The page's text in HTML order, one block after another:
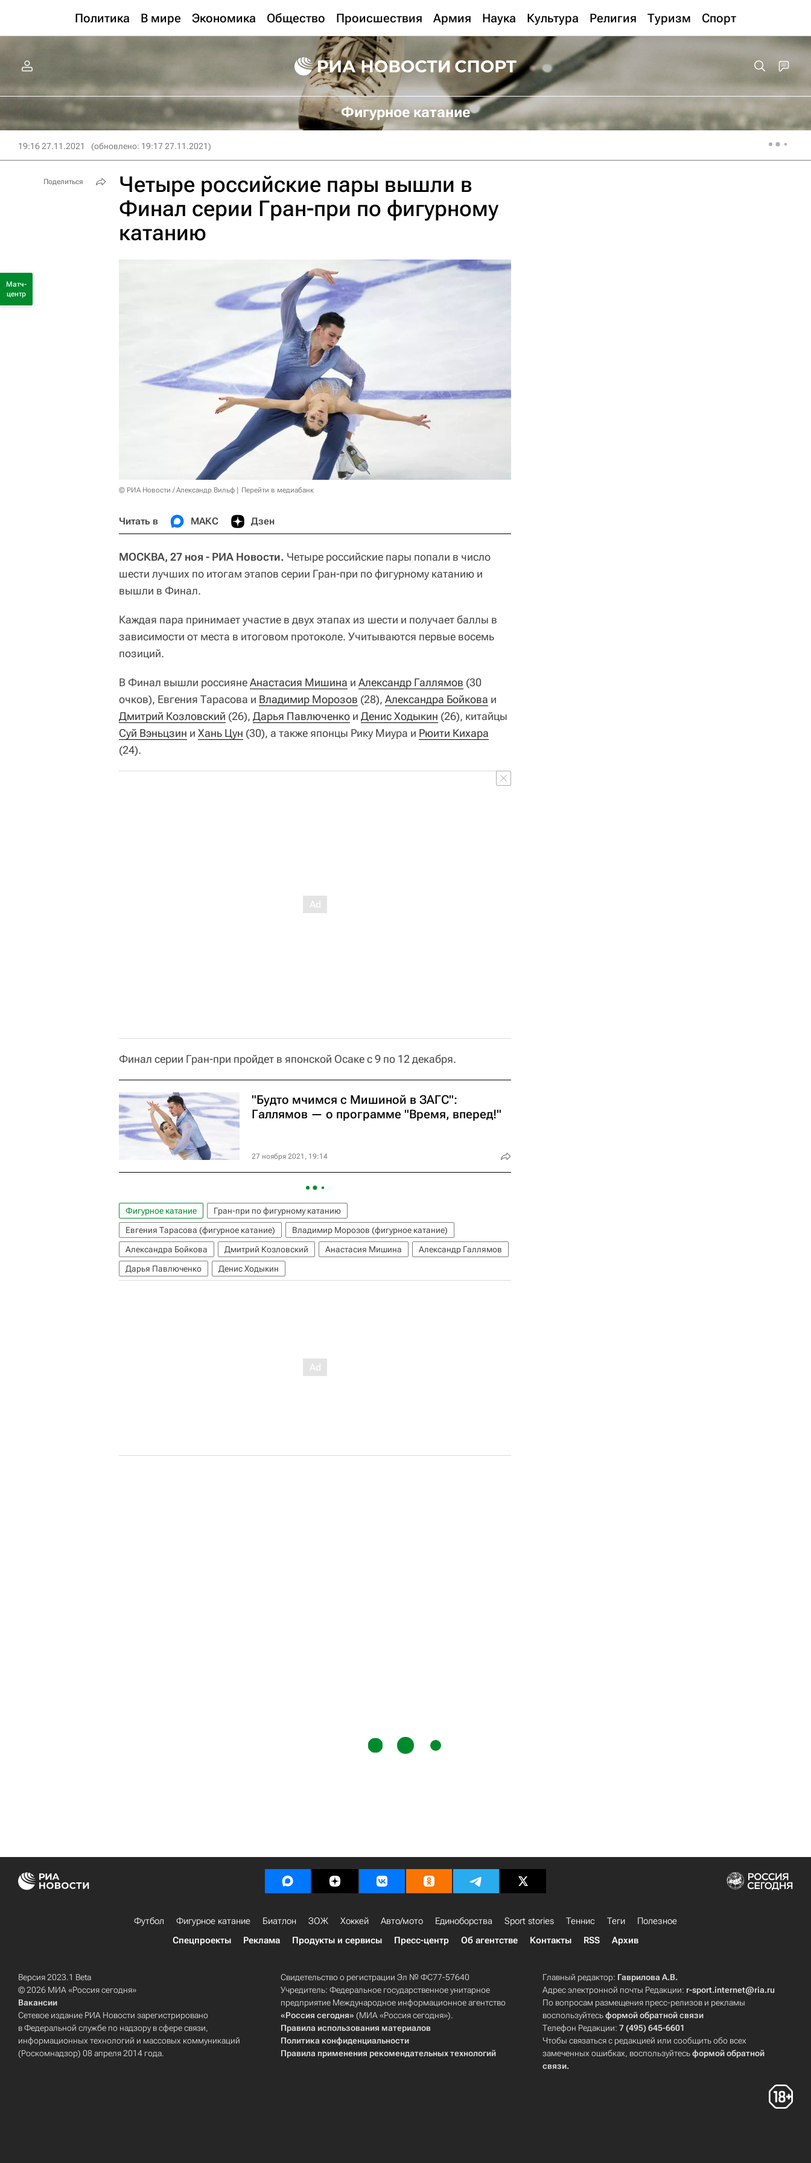
Политика В мире Экономика Общество Происшествия Армия Наука Культура Религия Туризм Спорт
Фигурное катание
19:16 27.11.2021 (обновлено: 19:17 27.11.2021)
Четыре российские пары вышли в
Финал серии Гран-при по фигурному
катанию
© РИА Новости / Александр Вильф Перейти в медиабанк
Читать в МАКС Дзен
МОСКВА, 27 ноя - РИА Новости. Четыре российские пары попали в число
шести лучших по итогам этапов серии Гран-при по фигурному катанию и
вышли в Финал.
Каждая пара принимает участие в двух этапах из шести и получает баллы в
зависимости от места в итоговом протоколе. Учитываются первые восемь
позиций.
В Финал вышли россиянеАнастасия Мишина и Александр Галлямов (30
очков), Евгения Тарасова и Владимир Морозов (28), Александра Бойкова и
Дмитрий Козловский (26), Дарья Павлюченко и Денис Ходыкин (26), китайцы
Суй Вэньцзин и Хань Цун (30), а также японцы Рику Миура и Рюити Кихара
(24).
Финал серии Гран-при пройдет в японской Осаке с 9 по 12 декабря.
"Будто мчимся с Мишиной в ЗАГС":
Галлямов — о программе "Время, вперед!"
27 ноября 2021, 19:14
Фигурное катание
Гран-при по фигурному катанию
Евгения Тарасова (фигурное катание)
Владимир Морозов (фигурное катание)
Александра Бойкова
Дмитрий Козловский Анастасия Мишина
Александр Галлямов
Дарья Павлюченко
Денис Ходыкин
Поделиться
Матч-
центр
Футбол Фигурное катание Биатлон ЗОЖ Хоккей Авто/мото Единоборства Sport stories Теннис Теги
Полезное
Спецпроекты
Реклама Продукты и сервисы Пресс-центр Об агентстве Контакты RSS Архив
Версия 2023.1 Beta
© 2026 МИА «Россия сегодня»
Вакансии
Сетевое издание РИА Новости зарегистрировано
в Федеральной службе по надзору в сфере связи,
информационных технологий и массовых коммуникаций
(Роскомнадзор) 08 апреля 2014 года.
Свидетельство о регистрации Эл № ФС77-57640
Учредитель: Федеральное государственное унитарное
предприятие Международное информационное агентство
«Россия сегодня» (МИА «Россия сегодня»).
Правила использования материалов
Политика конфиденциальности
Правила применения рекомендательных технологий
Главный редактор: Гаврилова А.В.
Адрес электронной почты Редакции: r-sport.internet@ria.ru
По вопросам размещения пресс-релизов и рекламы
воспользуйтесьформой обратной связи
Телефон Редакции:7 (495) 645-6601
Чтобы связаться с редакцией или сообщить обо всех
замеченных ошибках, воспользуйтесьформой обратной
связи.